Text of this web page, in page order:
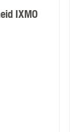
IXMO